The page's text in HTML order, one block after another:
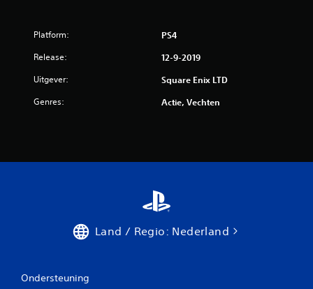
Platform: PS4
Release: 12-9-2019
Uitgever: Square Enix LTD
Genres: Actie, Vechten
Land / Regio: Nederland
Ondersteuning